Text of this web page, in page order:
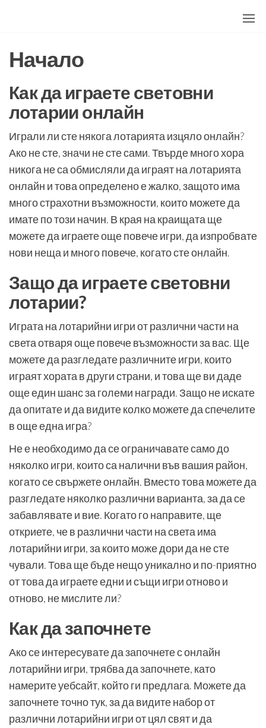
content
Начало
Как да играете световни
лотарии онлайн
Играли ли сте някога лотарията изцяло онлайн?
Ако не сте, значи не сте сами. Твърде много хора
никога не са обмисляли да играят на лотарията
онлайн и това определено е жалко, защото има
много страхотни възможности, които можете да
имате по този начин. В края на краищата ще
можете да играете още повече игри, да изпробвате
нови неща и много повече, когато сте онлайн.
Защо да играете световни
лотарии?
Играта на лотарийни игри от различни части на
света отваря още повече възможности за вас. Ще
можете да разгледате различните игри, които
играят хората в други страни, и това ще ви даде
още един шанс за големи награди. Защо не искате
да опитате и да видите колко можете да спечелите
в още една игра?
Не е необходимо да се ограничавате само до
няколко игри, които са налични във вашия район,
когато се свържете онлайн. Вместо това можете да
разгледате няколко различни варианта, за да се
забавлявате и вие. Когато го направите, ще
откриете, че в различни части на света има
лотарийни игри, за които може дори да не сте
чували. Това ще бъде нещо уникално и по-приятно
от това да играете едни и същи игри отново и
отново, не мислите ли?
Как да започнете
Ако се интересувате да започнете с онлайн
лотарийни игри, трябва да започнете, като
намерите уебсайт, който ги предлага. Можете да
започнете точно тук, за да видите набор от
различни лотарийни игри от цял ​​свят и да